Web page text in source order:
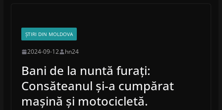
ȘTIRI DIN MOLDOVA
2024-09-12 hn24
Bani de la nuntă furați:
Consăteanul și-a cumpărat
mașină și motocicletă.